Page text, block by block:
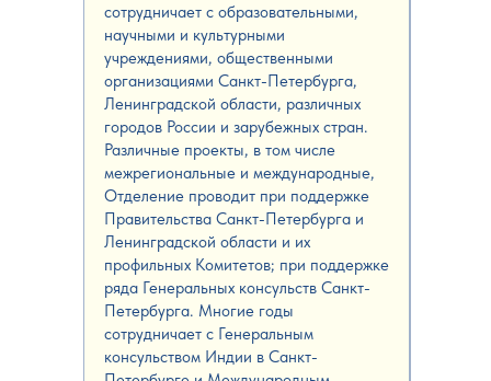
сотрудничает с образовательными,
научными и культурными
учреждениями, общественными
организациями Санкт-Петербурга,
Ленинградской области, различных
городов России и зарубежных стран.
Различные проекты, в том числе
межрегиональные и международные,
Отделение проводит при поддержке
Правительства Санкт-Петербурга и
Ленинградской области и их
профильных Комитетов; при поддержке
ряда Генеральных консульств Санкт-
Петербурга. Многие годы
сотрудничает с Генеральным
консульством Индии в Санкт-